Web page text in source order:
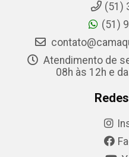
(51)
(51)
Atendimento de
08h às 12h e